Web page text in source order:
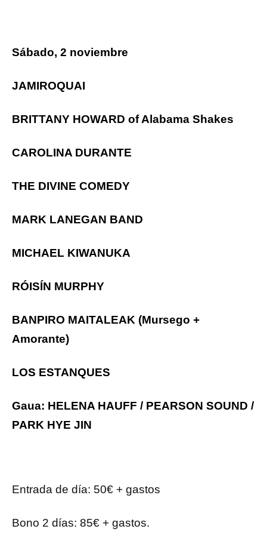
Sábado, 2 noviembre
JAMIROQUAI
BRITTANY HOWARD of Alabama Shakes
CAROLINA DURANTE
THE DIVINE COMEDY
MARK LANEGAN BAND
MICHAEL KIWANUKA
RÓISÍN MURPHY
BANPIRO MAITALEAK (Mursego +
Amorante)
LOS ESTANQUES
Gaua: HELENA HAUFF / PEARSON SOUND /
PARK HYE JIN
Entrada de día: 50€ + gastos
Bono 2 días: 85€ + gastos.